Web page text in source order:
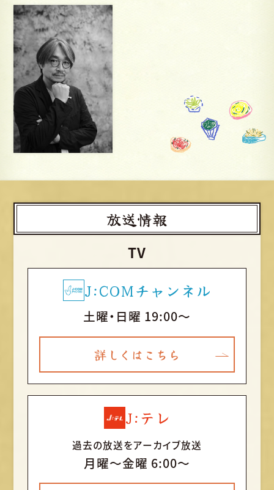
放送情報
TV
J:COMチャンネル
土曜・日曜 19:00～
詳しくはこちら
J:テレ
過去の放送をアーカイブ放送
月曜〜金曜 6:00～